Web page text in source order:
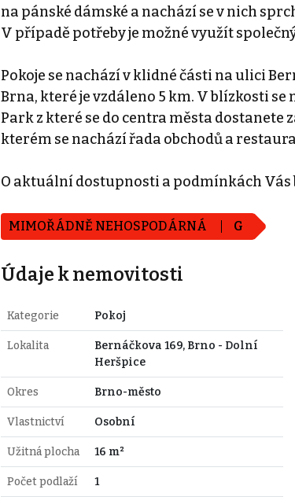
na pánské dámské a nachází se v nich
V případě potřeby je možné využít
Pokoje se nachází v klidné části na ulici
Brna, které je vzdáleno 5 km. V blízkosti
Park z které se do centra města dostanete
kterém se nachází řada obchodů a
O aktuální dostupnosti a podmínkách
MIMOŘÁDNĚ NEHOSPODÁRNÁ G
Údaje k nemovitosti
Kategorie Pokoj
Lokalita
Bernáčkova 169, Brno - Dolní
Heršpice
Okres Brno-město
Vlastnictví Osobní
Užitná plocha 16 m²
Počet podlaží 1